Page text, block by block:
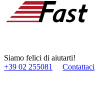
Siamo felici di aiutarti!
+39 02 255081
Contattaci